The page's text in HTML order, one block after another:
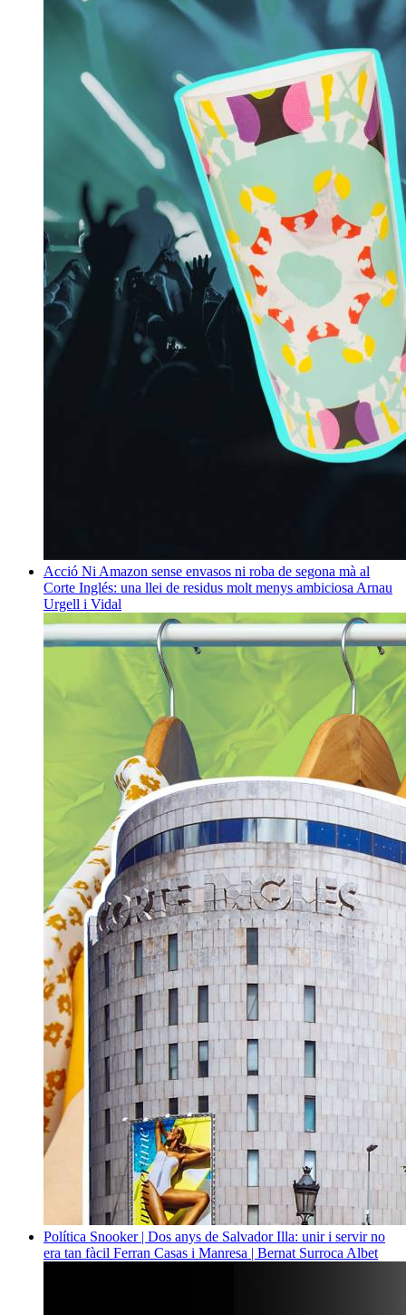
Acció Ni Amazon sense envasos ni roba de segona mà al
Corte Inglés: una llei de residus molt menys ambiciosa Arnau
Urgell i Vidal
Política Snooker | Dos anys de Salvador Illa: unir i servir no
era tan fàcil Ferran Casas i Manresa | Bernat Surroca Albet